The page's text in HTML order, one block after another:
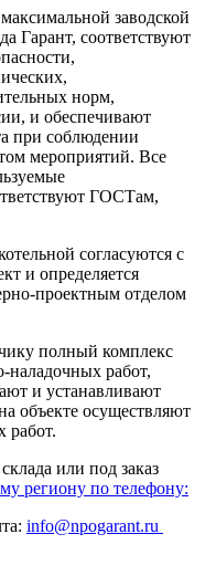
заводской
Гарант, соответствуют
норм,
и обеспечивают
при соблюдении
мероприятий. Все
ГОСТам,
согласуются с
и определяется
проектным отделом
полный комплекс
наладочных работ,
и устанавливают
объекте осуществляют
работ.
или под заказ
региону по телефону:
info@npogarant.ru